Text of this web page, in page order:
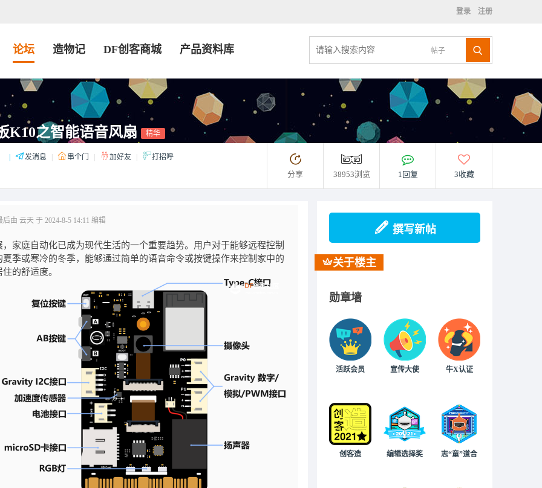
登录 注册
帖子
论坛 造物记 DF创客商城 产品资料库
K10之智能语音风扇 精华
发消息 串个门 加好友 打招呼
分享 38953浏览 1回复 3收藏
后由 云天 于 2024-8-5 14:11 编辑
家庭自动化已成为现代生活的一个重要趋势。用户对于能够远程控制
季或寒冷的冬季，能够通过简单的语音命令或按键操作来控制家中的
的舒适度。
撰写新帖
关于楼主
勋章墙
活跃会员 宣传大使 牛X认证
创客造 编辑选择奖 志“童”道合